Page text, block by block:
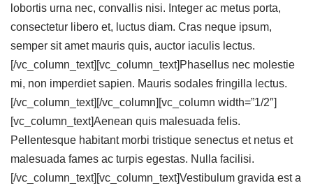
lobortis urna nec, convallis nisi. Integer ac metus porta,
consectetur libero et, luctus diam. Cras neque ipsum,
semper sit amet mauris quis, auctor iaculis lectus.
[/vc_column_text][vc_column_text]Phasellus nec molestie
mi, non imperdiet sapien. Mauris sodales fringilla lectus.
[/vc_column_text][/vc_column][vc_column width=”1/2″]
[vc_column_text]Aenean quis malesuada felis.
Pellentesque habitant morbi tristique senectus et netus et
malesuada fames ac turpis egestas. Nulla facilisi.
[/vc_column_text][vc_column_text]Vestibulum gravida est a